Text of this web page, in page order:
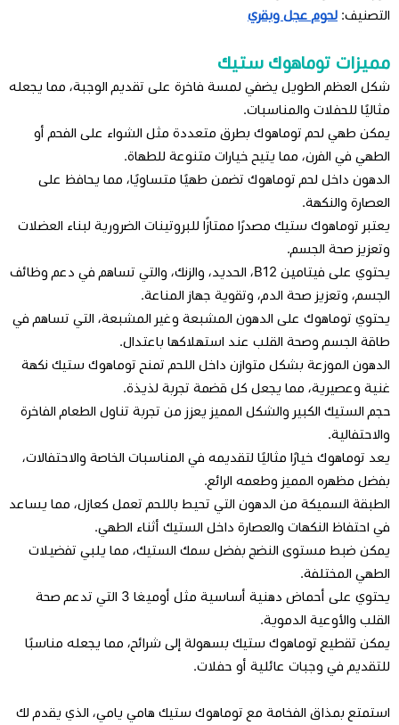
التصنيف: لحوم عجل وبقري
مميزات توماهوك ستيك
شكل العظم الطويل يضفي لمسة فاخرة على تقديم الوجبة، مما يجعله
مثاليًا للحفلات والمناسبات.
يمكن طهي لحم توماهوك بطرق متعددة مثل الشواء على الفحم أو
الطهي في الفرن، مما يتيح خيارات متنوعة للطهاة.
الدهون داخل لحم توماهوك تضمن طهيًا متساويًا، مما يحافظ على
العصارة والنكهة.
يعتبر توماهوك ستيك مصدرًا ممتازًا للبروتينات الضرورية لبناء العضلات
وتعزيز صحة الجسم.
يحتوي على فيتامين B12، الحديد، والزنك، والتي تساهم في دعم وظائف
الجسم، وتعزيز صحة الدم، وتقوية جهاز المناعة.
يحتوي توماهوك على الدهون المشبعة وغير المشبعة، التي تساهم في
طاقة الجسم وصحة القلب عند استهلاكها باعتدال.
الدهون الموزعة بشكل متوازن داخل اللحم تمنح توماهوك ستيك نكهة
غنية وعصيرية، مما يجعل كل قضمة تجربة لذيذة.
حجم الستيك الكبير والشكل المميز يعزز من تجربة تناول الطعام الفاخرة
والاحتفالية.
يعد توماهوك خيارًا مثاليًا لتقديمه في المناسبات الخاصة والاحتفالات،
بفضل مظهره المميز وطعمه الرائع.
الطبقة السميكة من الدهون التي تحيط باللحم تعمل كعازل، مما يساعد
في احتفاظ النكهات والعصارة داخل الستيك أثناء الطهي.
يمكن ضبط مستوى النضج بفضل سمك الستيك، مما يلبي تفضيلات
الطهي المختلفة.
يحتوي على أحماض دهنية أساسية مثل أوميغا 3 التي تدعم صحة
القلب والأوعية الدموية.
يمكن تقطيع توماهوك ستيك بسهولة إلى شرائح، مما يجعله مناسبًا
للتقديم في وجبات عائلية أو حفلات.
استمتع بمذاق الفخامة مع توماهوك ستيك هامي يامي، الذي يقدم لك